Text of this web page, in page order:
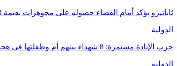
ثاباتيرو يؤكد أمام القضاء حصوله على مجوهرات بقيمة 1.3 مليون أورو كهدايا من المغرب
الدولية
حرب الإبادة مستمرة: 8 شهداء بينهم أم وطفلتها في هجمات إسرائيلية على غزة
الدولية